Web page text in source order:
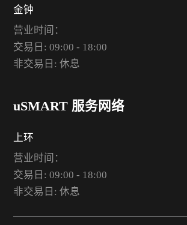
金钟
营业时间：
交易日: 09:00 - 18:00
非交易日: 休息
uSMART 服务网络
上环
营业时间：
交易日: 09:00 - 18:00
非交易日: 休息